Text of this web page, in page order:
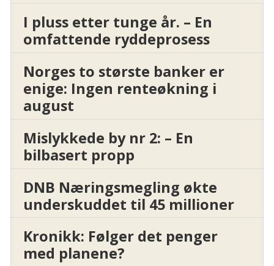
I pluss etter tunge år. – En
omfattende ryddeprosess
Norges to største banker er
enige: Ingen renteøkning i
august
Mislykkede by nr 2: – En
bilbasert propp
DNB Næringsmegling økte
underskuddet til 45 millioner
Kronikk: Følger det penger
med planene?